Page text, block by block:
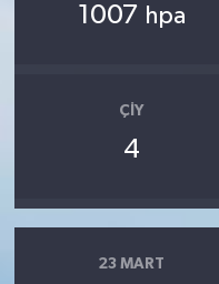
1007 hpa
ÇIY
4
23 MART